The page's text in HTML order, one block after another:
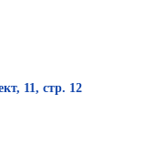
11, стр. 12